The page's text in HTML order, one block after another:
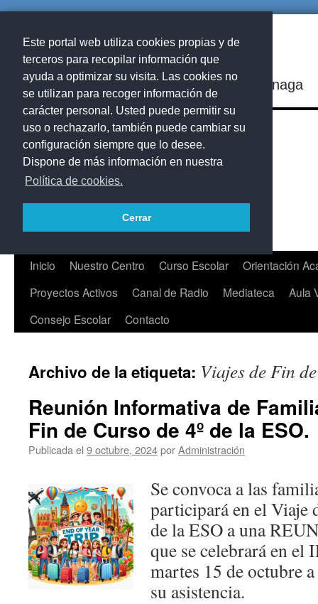
Este portal web utiliza cookies propias y de
terceros para recopilar información que
ayuda a optimizar su visita. Las cookies no
se utilizan para recoger información de
carácter personal. Usted puede permitir su
uso o rechazarlo, también puede cambiar su
configuración siempre que lo desee.
Dispone de más información en nuestra
Política de cookies.
Cerrar
IES Playa de Arinaga
Saltar
contenido
Inicio Nuestro Centro Curso Escolar
Orientación
Proyectos Activos
Canal de Radio Mediateca
Aula
Consejo Escolar
Contacto
Archivo de la etiqueta: Viajes de Fin
Reunión Informativa de
Fin de Curso de 4º de la ESO.
Publicada el 9 octubre, 2024porAdministración
Se convoca a las
participará en el Viaje
de la ESO a una
que se celebrará en el
martes 15 de octubre
su asistencia.